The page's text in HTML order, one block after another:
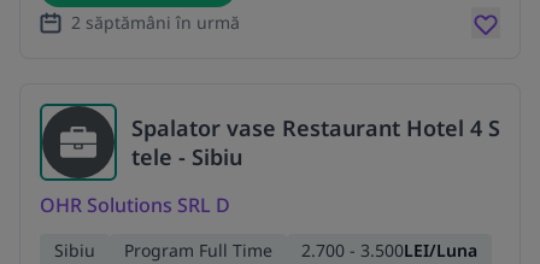
2 săptămâni în urmă
Spalator vase Restaurant Hotel 4 S
tele - Sibiu
OHR Solutions SRL D
Sibiu Program Full Time 2.700 - 3.500LEI/Luna